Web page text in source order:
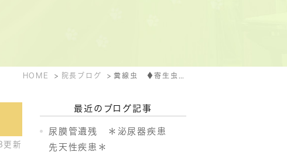
HOME 院長ブログ
新
最近のブログ記事
尿膜管遺残 ＊泌尿器疾患
先天性疾患＊